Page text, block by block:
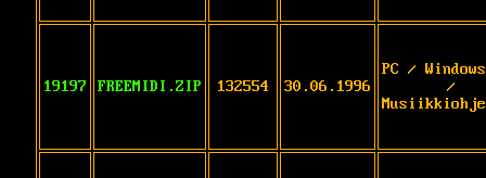
19197 FREEMIDI.ZIP 132554 30.06.1996
PC /
/